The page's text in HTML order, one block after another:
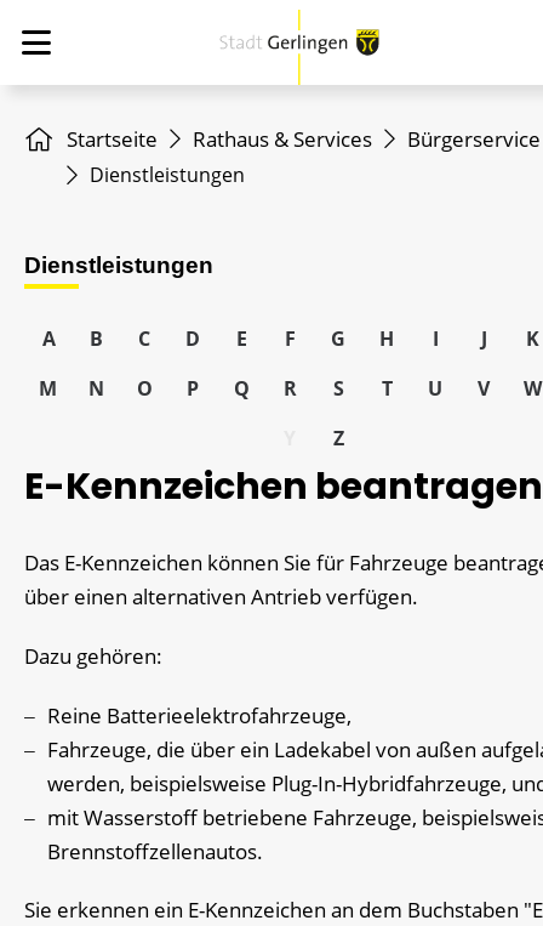
Startseite Rathaus & Services Bürgerservice
Dienstleistungen
Dienstleistungen
A B C D E F G H I J
K
M
N O P Q R S T U V
W
Z
E-Kennzeichen beantragen
Das E-Kennzeichen können Sie für Fahrzeuge
über einen alternativen Antrieb verfügen.
Dazu gehören:
Reine Batterieelektrofahrzeuge,
Fahrzeuge, die über ein Ladekabel von außen
werden, beispielsweise Plug-In-Hybridfahrzeuge,
mit Wasserstoff betriebene Fahrzeuge,
Brennstoffzellenautos.
Sie erkennen ein E-Kennzeichen an dem Buchstaben